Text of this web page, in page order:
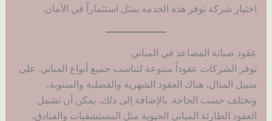
اختيار شركة توفر هذه الخدمة يمثل استثماراً في الأمان.
عقود صيانة المصاعد في المباني
توفر الشركات عقوداً متنوعة لتناسب جميع أنواع المباني. على
سبيل المثال، هناك العقود الشهرية والفصلية والسنوية،
وتختلف حسب الحاجة. بالإضافة إلى ذلك، يمكن أن تشمل
العقود الطارئة المباني الحيوية مثل المستشفيات والفنادق،